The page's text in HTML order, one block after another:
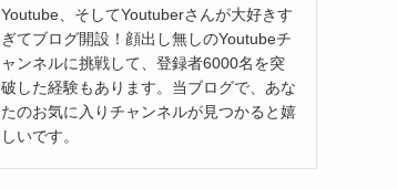
Youtube、そしてYoutuberさんが大好きす
ぎてブログ開設！顔出し無しのYoutubeチ
ャンネルに挑戦して、登録者6000名を突
破した経験もあります。当ブログで、あな
たのお気に入りチャンネルが見つかると嬉
しいです。